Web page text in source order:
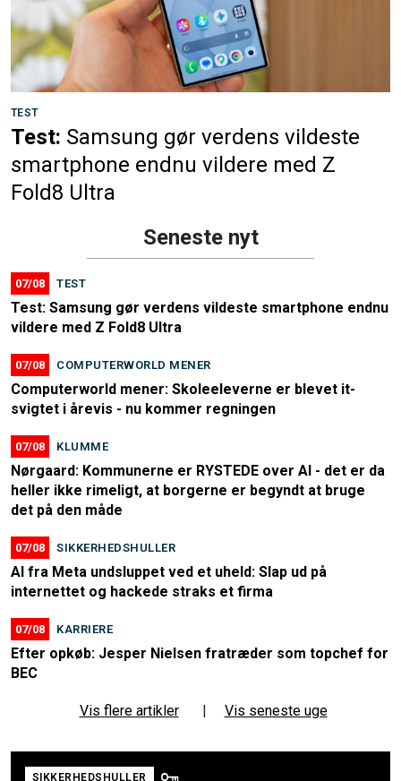
TEST
Test: Samsung gør verdens vildeste
smartphone endnu vildere med Z
Fold8 Ultra
Seneste nyt
07/08 TEST
Test: Samsung gør verdens vildeste smartphone endnu
vildere med Z Fold8 Ultra
07/08 COMPUTERWORLD MENER
Computerworld mener: Skoleeleverne er blevet it-
svigtet i årevis - nu kommer regningen
07/08 KLUMME
Nørgaard: Kommunerne er RYSTEDE over AI - det er da
heller ikke rimeligt, at borgerne er begyndt at bruge
det på den måde
07/08 SIKKERHEDSHULLER
AI fra Meta undsluppet ved et uheld: Slap ud på
internettet og hackede straks et firma
07/08 KARRIERE
Efter opkøb: Jesper Nielsen fratræder som topchef for
BEC
Vis flere artikler | Vis seneste uge
SIKKERHEDSHULLER